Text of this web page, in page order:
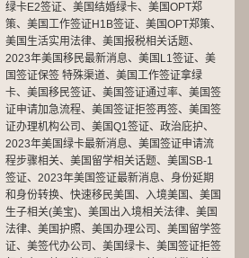
绿卡E2签证、 美国结婚绿卡、 美国OPT郑
策、 美国工作签证H1B签证、 美国OPT郑策、
美国生活实用法律、 美国报税相关话题、
2023年美国移民最新消息、 美国L1签证、 美
国签证保签 特殊渠道、 美国工作签证拿绿
卡、 美国移民签证、 美国签证通过率、 美国签
证申请加急流程、 美国签证拒签再签、 美国签
证办理机构公司 、 美国Q1签证、 政治庇护、
2023年美国绿卡最新消息、 美国签证申请流
程步骤相关、 美国留学相关话题、 美国SB-1
签证、 2023年美国签证最新消息、 身份延期
和身份转换、 快速移民美国、 入境美国、 美国
生子相关(美宝)、 美国出入境相关法律、 美国
法律、 美国护照、 美国办理公司 、 美国留学签
证、 美签代办公司 、 美国绿卡、 美国签证拒签